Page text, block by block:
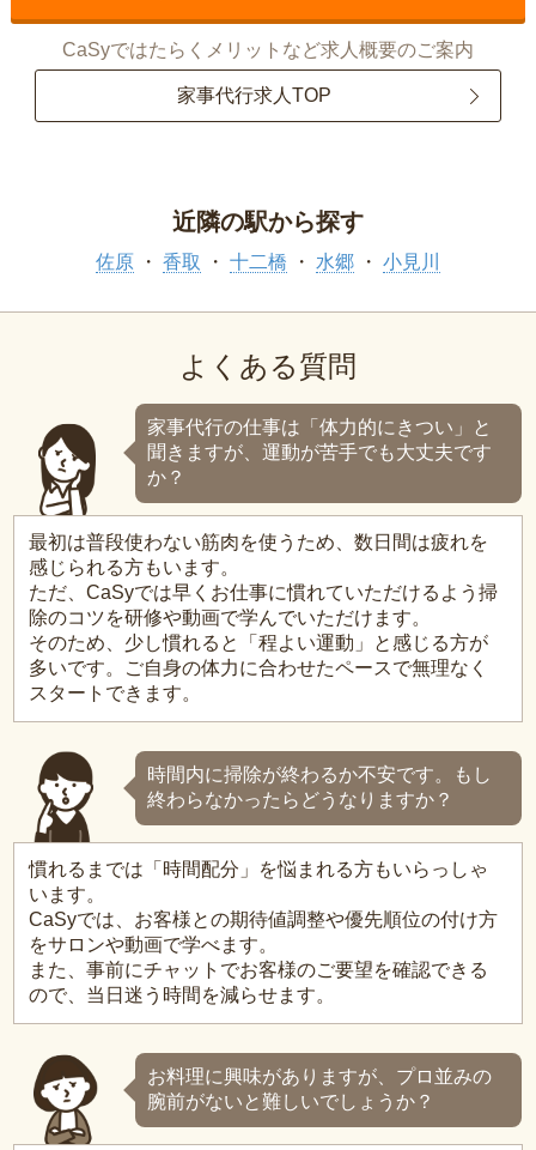
CaSyではたらくメリットなど求人概要のご案内
家事代行求人TOP
近隣の駅から探す
佐原 香取 十二橋 水郷 小見川
よくある質問
家事代行の仕事は「体力的にきつい」と
聞きますが、運動が苦手でも大丈夫です
か？
最初は普段使わない筋肉を使うため、数日間は疲れを
感じられる方もいます。
ただ、CaSyでは早くお仕事に慣れていただけるよう掃
除のコツを研修や動画で学んでいただけます。
そのため、少し慣れると「程よい運動」と感じる方が
多いです。ご自身の体力に合わせたペースで無理なく
スタートできます。
時間内に掃除が終わるか不安です。もし
終わらなかったらどうなりますか？
慣れるまでは「時間配分」を悩まれる方もいらっしゃ
います。
CaSyでは、お客様との期待値調整や優先順位の付け方
をサロンや動画で学べます。
また、事前にチャットでお客様のご要望を確認できる
ので、当日迷う時間を減らせます。
お料理に興味がありますが、プロ並みの
腕前がないと難しいでしょうか？